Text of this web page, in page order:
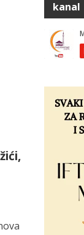
kanal